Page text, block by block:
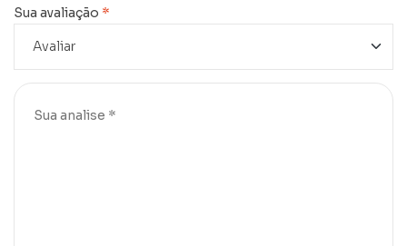
Sua avaliação *